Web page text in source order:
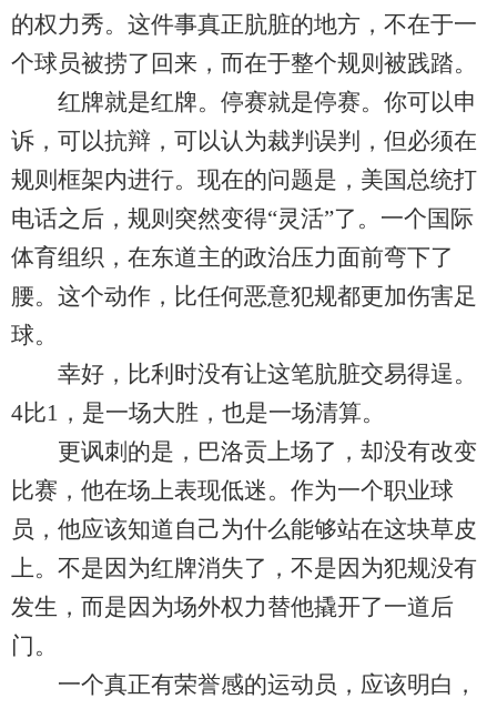
的权力秀。这件事真正肮脏的地方，不在于一
个球员被捞了回来，而在于整个规则被践踏。
红牌就是红牌。停赛就是停赛。你可以申
诉，可以抗辩，可以认为裁判误判，但必须在
规则框架内进行。现在的问题是，美国总统打
电话之后，规则突然变得“灵活”了。一个国际
体育组织，在东道主的政治压力面前弯下了
腰。这个动作，比任何恶意犯规都更加伤害足
球。
幸好，比利时没有让这笔肮脏交易得逞。
4比1，是一场大胜，也是一场清算。
更讽刺的是，巴洛贡上场了，却没有改变
比赛，他在场上表现低迷。作为一个职业球
员，他应该知道自己为什么能够站在这块草皮
上。不是因为红牌消失了，不是因为犯规没有
发生，而是因为场外权力替他撬开了一道后
门。
一个真正有荣誉感的运动员，应该明白，